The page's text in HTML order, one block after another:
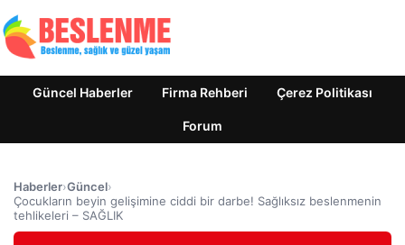
Güncel Haberler Firma Rehberi Çerez Politikası
Forum
Haberler›Güncel›
Çocukların beyin gelişimine ciddi bir darbe! Sağlıksız beslenmenin
tehlikeleri – SAĞLIK